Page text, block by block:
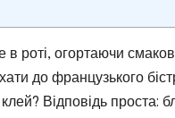
в роті, огортаючи
хати до французького
Відповідь проста: